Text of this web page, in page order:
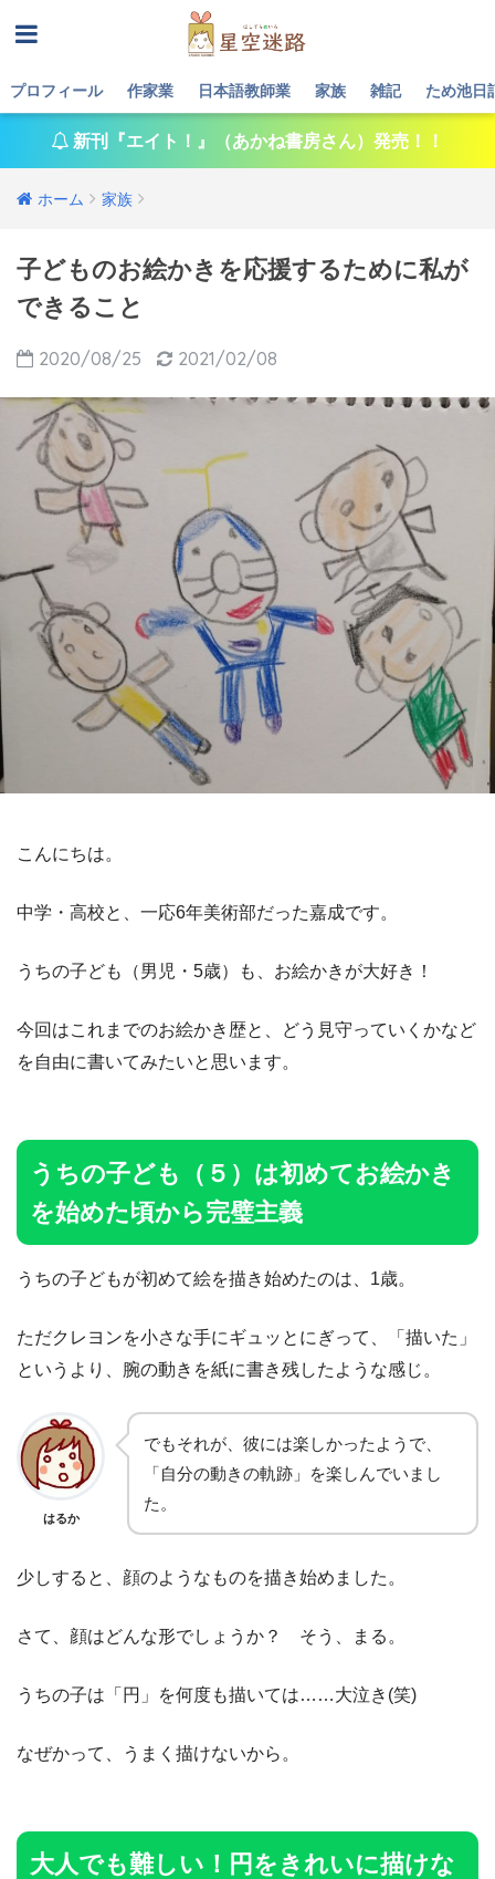
プロフィール 作家業 日本語教師業 家族 雑記 ため池日
新刊『エイト！』（あかね書房さん）発売！！
ホーム 家族
子どものお絵かきを応援するために私が
できること
2020/08/25 2021/02/08
こんにちは。
中学・高校と、一応6年美術部だった嘉成です。
うちの子ども（男児・5歳）も、お絵かきが大好き！
今回はこれまでのお絵かき歴と、どう見守っていくかなど
を自由に書いてみたいと思います。
うちの子ども（５）は初めてお絵かき
を始めた頃から完璧主義
うちの子どもが初めて絵を描き始めたのは、1歳。
ただクレヨンを小さな手にギュッとにぎって、「描いた」
というより、腕の動きを紙に書き残したような感じ。
はるか
でもそれが、彼には楽しかったようで、
「自分の動きの軌跡」を楽しんでいまし
た。
少しすると、顔のようなものを描き始めました。
さて、顔はどんな形でしょうか？ そう、まる。
うちの子は「円」を何度も描いては……大泣き(笑)
なぜかって、うまく描けないから。
大人でも難しい！円をきれいに描けな